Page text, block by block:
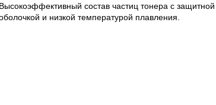
Высокоэффективный состав частиц тонера с защитной
и низкой температурой плавления.